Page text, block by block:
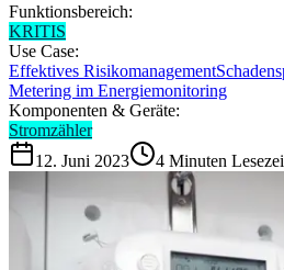
Funktionsbereich:
KRITIS
Use Case:
Effektives Risikomanagement
Metering im Energiemonitoring
Komponenten & Geräte:
Stromzähler
12. Juni 2023
4 Minuten